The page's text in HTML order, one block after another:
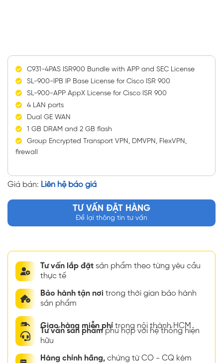
C931-4PAS ISR900 Bundle with APP and SEC License
SL-900-IPB IP Base License for Cisco ISR 900
SL-900-APP AppX License for Cisco ISR 900
4 LAN ports
Dual GE WAN
1 GB DRAM and 2 GB flash
Group Encrypted Transport VPN, DMVPN, FlexVPN,
firewall
Giá bán: Liên hệ báo giá
TƯ VẤN ĐẶT HÀNG
Để lại thông tin tư vấn
Tư vấn lắp đặt sản phẩm theo từng yêu cầu
thực tế
Bảo hành tận nơi trong thời gian bảo hành
sản phẩm
Giao hàng miễn phí trong nội thành HCM
Tư vấn sản phẩmphù hợp với hệ thống hiện
hữu
Hàng chính hãng, chứng từ CO - CQ kèm